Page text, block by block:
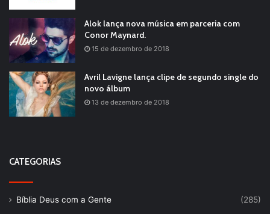
Alok lança nova música em parceria com
Conor Maynard.
15 de dezembro de 2018
Avril Lavigne lança clipe de segundo single do
novo álbum
13 de dezembro de 2018
CATEGORIAS
Bíblia Deus com a Gente
(285)